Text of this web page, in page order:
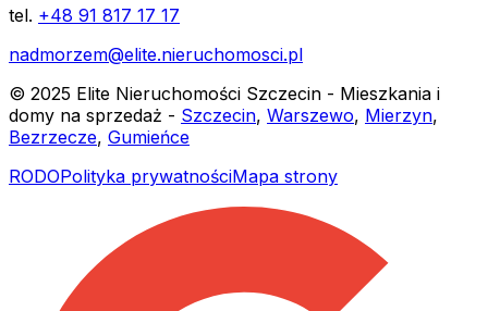
tel. +48 91 817 17 17
nadmorzem@elite.nieruchomosci.pl
© 2025 Elite Nieruchomości Szczecin - Mieszkania i
domy na sprzedaż - Szczecin, Warszewo, Mierzyn,
Bezrzecze, Gumieńce
RODOPolityka prywatnościMapa strony